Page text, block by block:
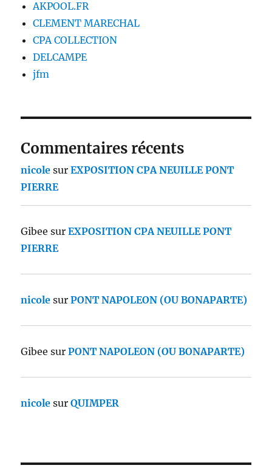
AKPOOL.FR
CLEMENT MARECHAL
CPA COLLECTION
DELCAMPE
jfm
Commentaires récents
nicole surEXPOSITION CPA NEUILLE PONT
PIERRE
Gibee surEXPOSITION CPA NEUILLE PONT
PIERRE
nicole surPONT NAPOLEON (OU BONAPARTE)
Gibee surPONT NAPOLEON (OU BONAPARTE)
nicole surQUIMPER